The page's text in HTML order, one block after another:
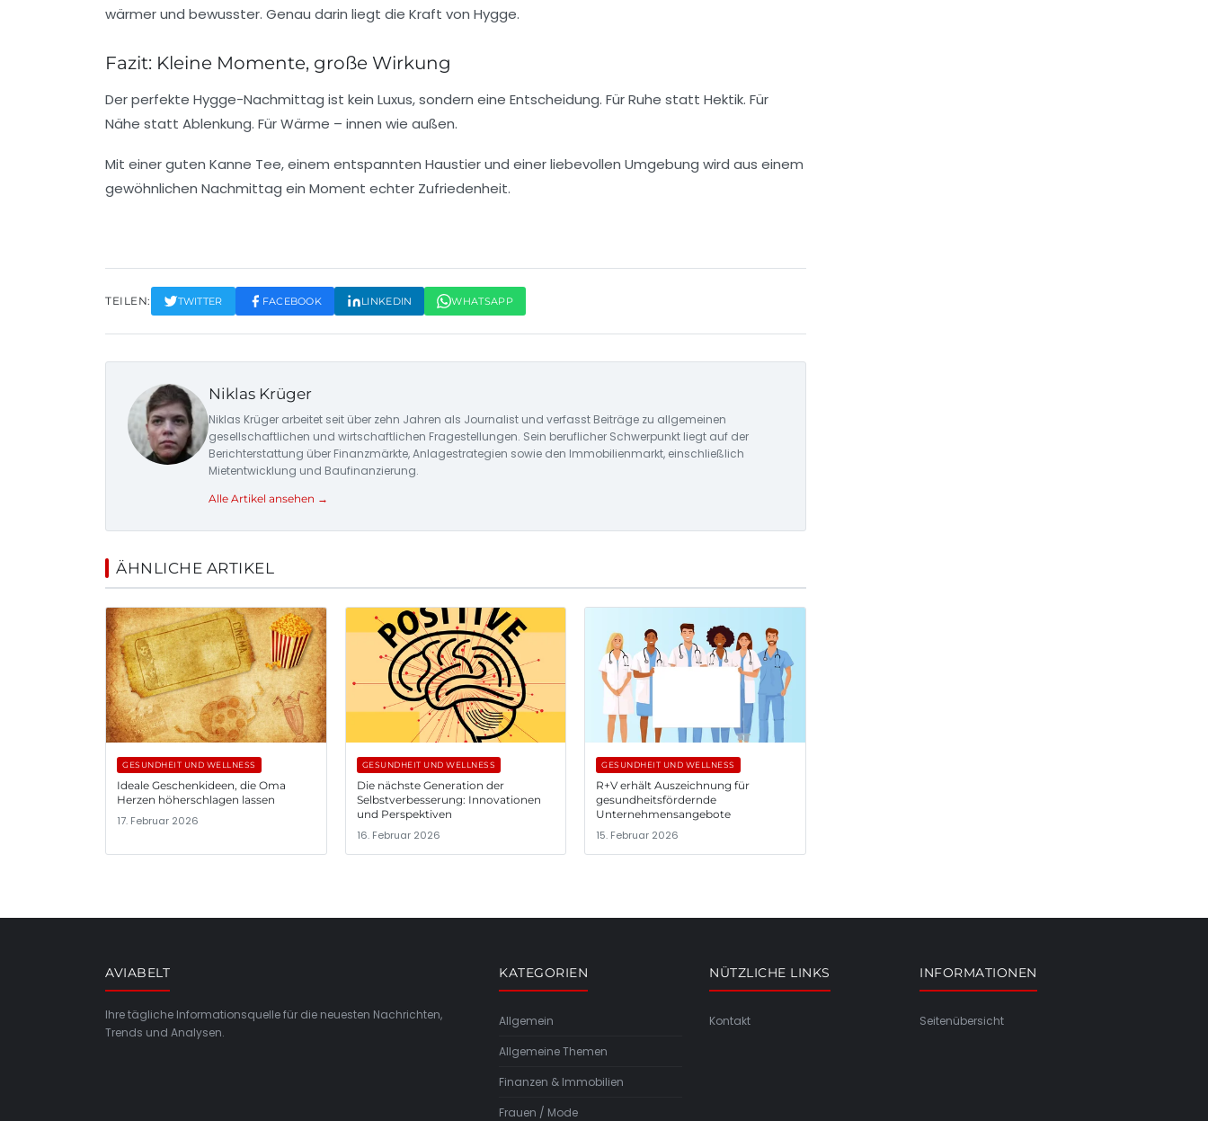
wärmer und bewusster. Genau darin liegt die Kraft von Hygge.
Fazit: Kleine Momente, große Wirkung
Der perfekte Hygge-Nachmittag ist kein Luxus, sondern eine Entscheidung. Für Ruhe statt Hektik. Für
Nähe statt Ablenkung. Für Wärme – innen wie außen.
Mit einer guten Kanne Tee, einem entspannten Haustier und einer liebevollen Umgebung wird aus einem
gewöhnlichen Nachmittag ein Moment echter Zufriedenheit.
TEILEN: TWITTER FACEBOOK LINKEDIN WHATSAPP
Niklas Krüger
Niklas Krüger arbeitet seit über zehn Jahren als Journalist und verfasst Beiträge zu allgemeinen
gesellschaftlichen und wirtschaftlichen Fragestellungen. Sein beruflicher Schwerpunkt liegt auf der
Berichterstattung über Finanzmärkte, Anlagestrategien sowie den Immobilienmarkt, einschließlich
Mietentwicklung und Baufinanzierung.
Alle Artikel ansehen →
ÄHNLICHE ARTIKEL
GESUNDHEIT UND WELLNESS
Ideale Geschenkideen, die Oma
Herzen höherschlagen lassen
17. Februar 2026
GESUNDHEIT UND WELLNESS
Die nächste Generation der
Selbstverbesserung: Innovationen
und Perspektiven
16. Februar 2026
GESUNDHEIT UND WELLNESS
R+V erhält Auszeichnung für
gesundheitsfördernde
Unternehmensangebote
15. Februar 2026
AVIABELT
Ihre tägliche Informationsquelle für die neuesten Nachrichten,
Trends und Analysen.
KATEGORIEN
Allgemein
Allgemeine Themen
Finanzen & Immobilien
Frauen / Mode
NÜTZLICHE LINKS
Kontakt
INFORMATIONEN
Seitenübersicht